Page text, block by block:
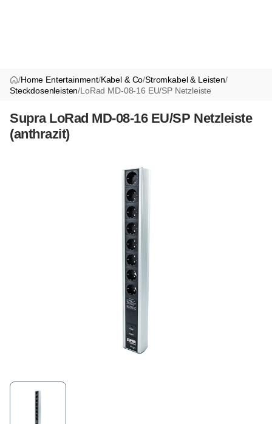
/Home Entertainment/Kabel & Co/Stromkabel & Leisten/
Steckdosenleisten/LoRad MD-08-16 EU/SP Netzleiste
Supra LoRad MD-08-16 EU/SP Netzleiste
(anthrazit)